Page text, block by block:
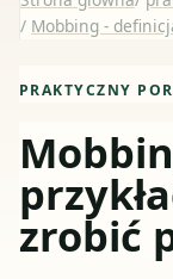
/ Mobbing -
PRAKTYCZNY
zrobić